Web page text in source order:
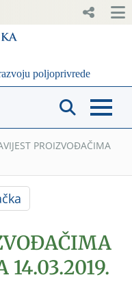
PROIZVOĐAČIMA